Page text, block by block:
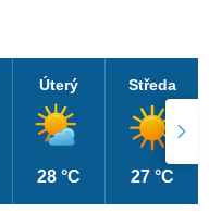
Úterý
28 °C
Středa
27 °C